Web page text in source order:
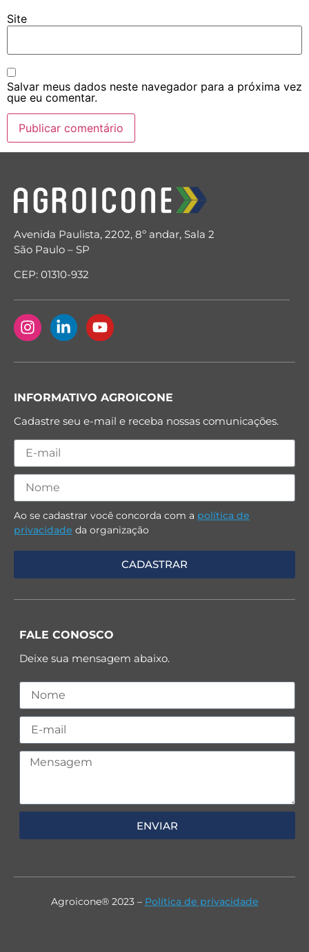
Site
Salvar meus dados neste navegador para a próxima vez
que eu comentar.
Avenida Paulista, 2202, 8º andar, Sala 2
São Paulo – SP
CEP: 01310-932
INFORMATIVO AGROICONE
Cadastre seu e-mail e receba nossas comunicações.
Ao se cadastrar você concorda com a política de
privacidade da organização
FALE CONOSCO
Deixe sua mensagem abaixo.
ENVIAR
Agroicone® 2023 – Política de privacidade